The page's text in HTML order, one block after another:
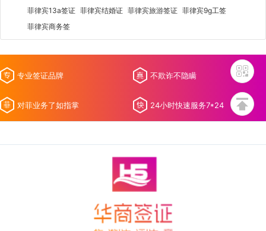
菲律宾13a签证 菲律宾结婚证 菲律宾旅游签证 菲律宾9g工签
菲律宾商务签
专业签证品牌 不欺诈不隐瞒
对菲业务了如指掌 24小时快速服务7*24